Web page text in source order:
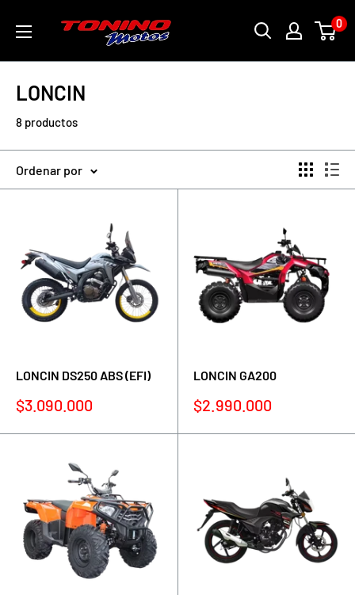
directamente
toninomotoschile 0
LONCIN
8 productos
Ordenar por
LONCIN DS250 ABS (EFI)
Precio
venta
$3.090.000
LONCIN GA200
Precio
venta
$2.990.000